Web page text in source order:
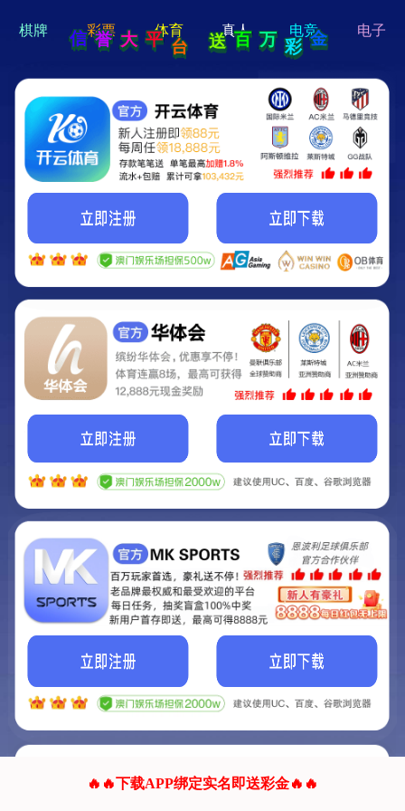
hi 💗
Hey Guys!
我们即将上线啦...
我们的网站正在建设.
它将是非常棒的网站.
联系我们!